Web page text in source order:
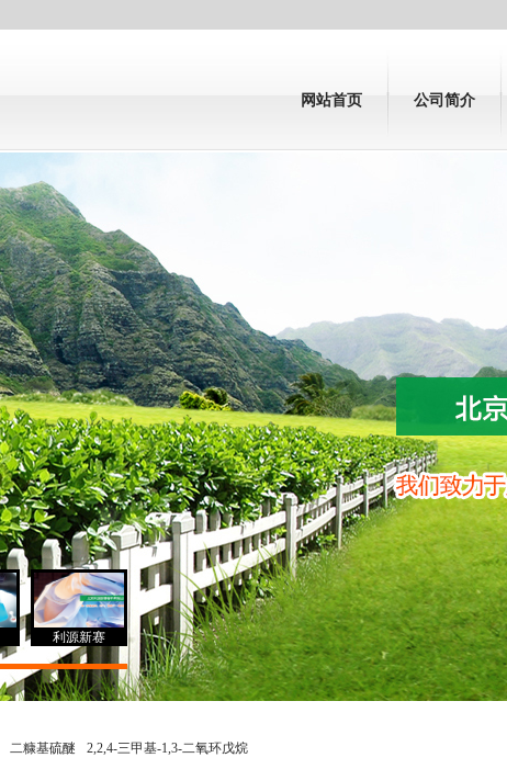
网站首页 公司简介
利源新赛
二糠基硫醚 2,2,4-三甲基-1,3-二氧环戊烷